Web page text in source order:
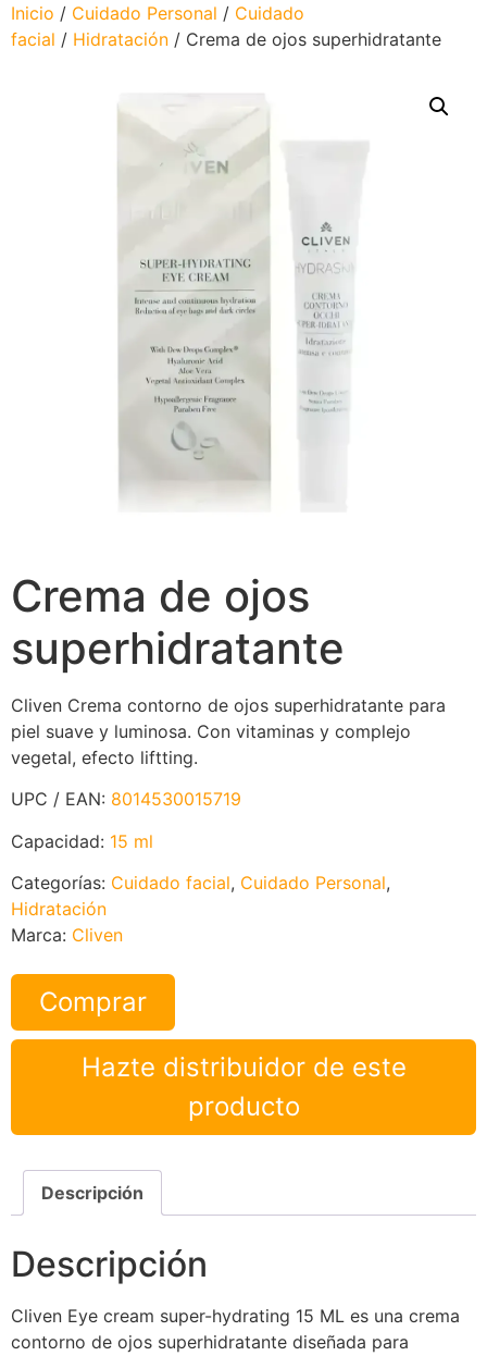
Inicio / Cuidado Personal / Cuidado
facial / Hidratación / Crema de ojos superhidratante
Crema de ojos
superhidratante
Cliven Crema contorno de ojos superhidratante para
piel suave y luminosa. Con vitaminas y complejo
vegetal, efecto liftting.
UPC / EAN: 8014530015719
Capacidad: 15 ml
Categorías: Cuidado facial, Cuidado Personal,
Hidratación
Marca: Cliven
Comprar
Hazte distribuidor de este
producto
Descripción
Descripción
Cliven Eye cream super-hydrating 15 ML es una crema
contorno de ojos superhidratante diseñada para